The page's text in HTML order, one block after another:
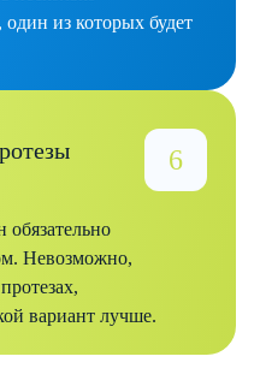
из которых будет
Невозможно,
вариант лучше.